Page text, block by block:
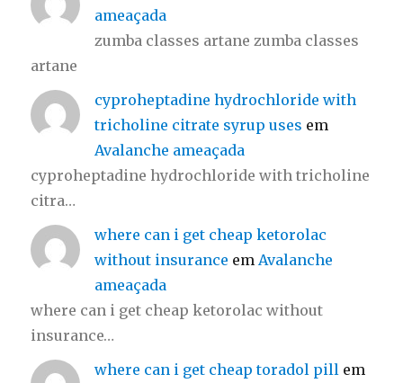
ameaçada
zumba classes artane zumba classes
artane
cyproheptadine hydrochloride with
tricholine citrate syrup uses em
Avalanche ameaçada
cyproheptadine hydrochloride with tricholine
citra…
where can i get cheap ketorolac
without insurance em Avalanche
ameaçada
where can i get cheap ketorolac without
insurance…
where can i get cheap toradol pill em